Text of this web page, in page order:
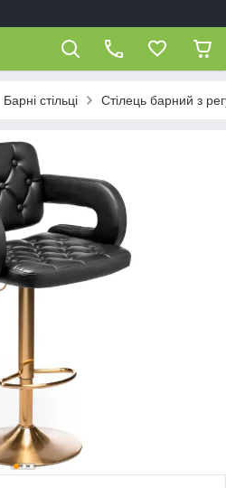
Барні стільці Стілець барний з